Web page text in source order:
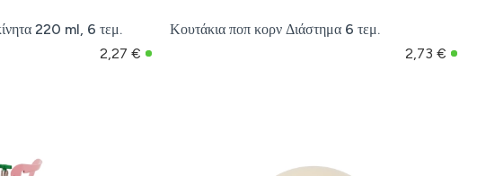
220 ml, 6 τεμ.
2,27 €
Κουτάκια ποπ κορν Διάστημα 6 τεμ.
2,73 €